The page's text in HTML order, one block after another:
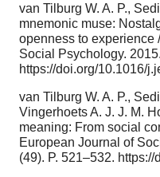
van Tilburg W. A. P.,
mnemonic muse:
openness to experience
Social Psychology.
https://doi.org/10.1016/
van Tilburg W. A. P.,
Vingerhoets A. J. J. M.
meaning: From social
European Journal of
(49). P. 521–532.